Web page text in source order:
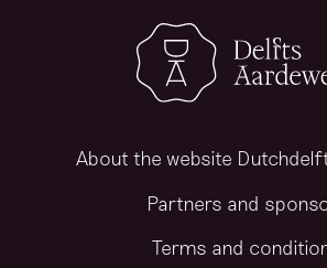
About the website
Partners and
Terms and